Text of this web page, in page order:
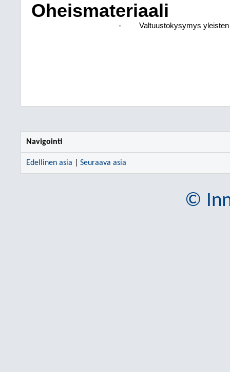
Oheismateriaali
- Valtuustokysymys
Navigointi
Edellinen asia Seuraava asia
©